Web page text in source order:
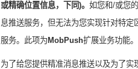
或精确位置信息，下同)。 如您和/或您
息推送服务，但无法为您实现针对特定
服务。此项为 MobPush扩展业务功能。
为了给您提供精准消息推送以及为了